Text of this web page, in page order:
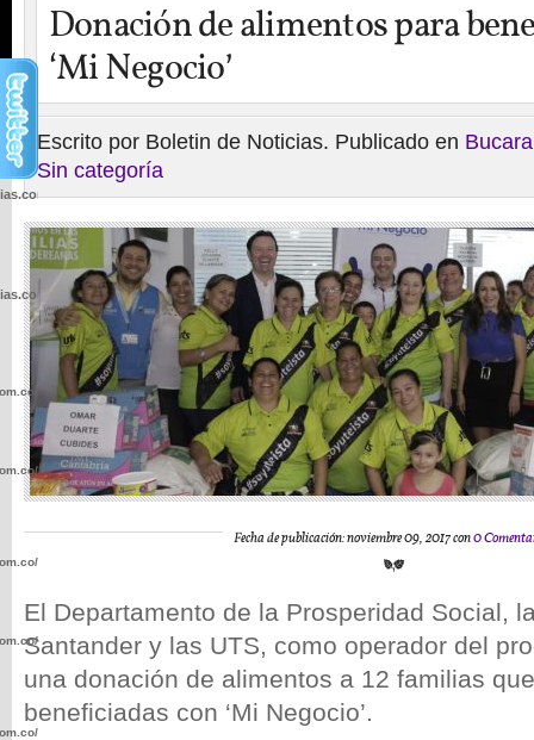
Donación de alimentos para
‘Mi Negocio’
Escrito por Boletin de Noticias. Publicado en
Sin categoría
Fecha de publicación: noviembre 09, 2017 con0
El Departamento de la Prosperidad Social,
Santander y las UTS, como operador del
una donación de alimentos a 12 familias
beneficiadas con ‘Mi Negocio’.
wp-
wp-
wp-
wp-
wp-
wp-
wp-